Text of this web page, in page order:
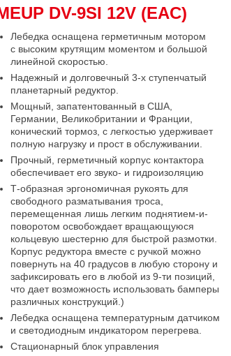
DV-9SI 12V (EAC)
Лебедка оснащена герметичным мотором
с высоким крутящим моментом и большой
линейной скоростью.
Надежный и долговечный 3-х ступенчатый
планетарный редуктор.
Мощный, запатентованный в США,
Германии, Великобритании и Франции,
конический тормоз, с легкостью удерживает
полную нагрузку и прост в обслуживании.
Прочный, герметичный корпус контактора
обеспечивает его звуко- и гидроизоляцию
Т-образная эргономичная рукоять для
свободного разматывания троса,
перемещенная лишь легким поднятием-и-
поворотом освобождает вращающуюся
кольцевую шестерню для быстрой размотки.
Корпус редуктора вместе с ручкой можно
повернуть на 40 градусов в любую сторону и
зафиксировать его в любой из 9-ти позиций,
что дает возможность использовать бамперы
различных конструкций.)
Лебедка оснащена температурным датчиком
и светодиодным индикатором перегрева.
Стационарный блок управления